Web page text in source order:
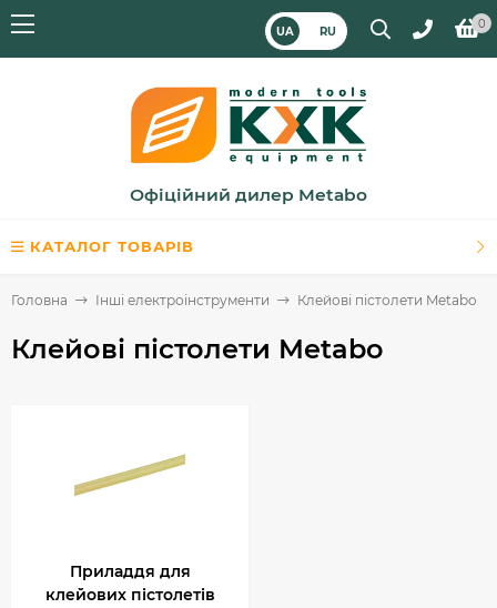
UA RU
0
Офіційний дилер Metabo
КАТАЛОГ ТОВАРІВ
Головна Інші електроінструменти Клейові пістолети Metabo
Клейові пістолети Metabo
Приладдя для
клейових пістолетів